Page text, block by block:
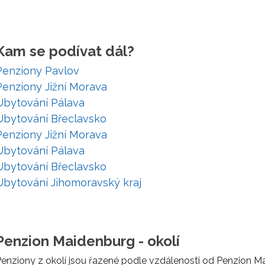
se podívat dál?
Pavlov
Jižní Morava
Pálava
Břeclavsko
Jižní Morava
Pálava
Břeclavsko
Jihomoravský kraj
Maidenburg - okolí
z okolí jsou řazené podle vzdálenosti od Penzion